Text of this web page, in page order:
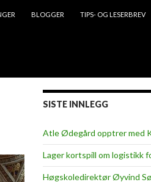
BLOGGER TIPS- OG LESERBREV
SISTE INNLEGG
Atle Ødegård opptrer med
Lager kortspill om logistikk
Høgskoledirektør Øyvind